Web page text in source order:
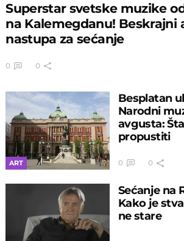
Superstar svetske muzike
na Kalemegdanu! Beskrajni
nastupa za sećanje
0 0
ART
Besplatan
Narodni
avgusta:
propustiti
0 0
Sećanje na
Kako je
ne stare